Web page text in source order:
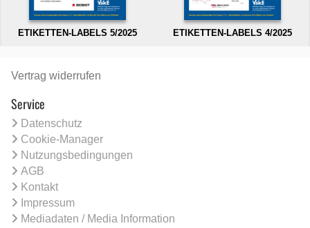
ETIKETTEN-LABELS 5/2025 ETIKETTEN-LABELS 4/2025
Vertrag widerrufen
Service
Datenschutz
Cookie-Manager
Nutzungsbedingungen
AGB
Kontakt
Impressum
Mediadaten / Media Information